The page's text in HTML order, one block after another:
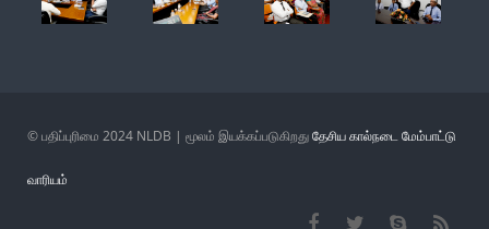
© பதிப்புரிமை 2024 NLDB | மூலம் இயக்கப்படுகிறதுதேசிய கால்நடை மேம்பாட்டு
வாரியம்